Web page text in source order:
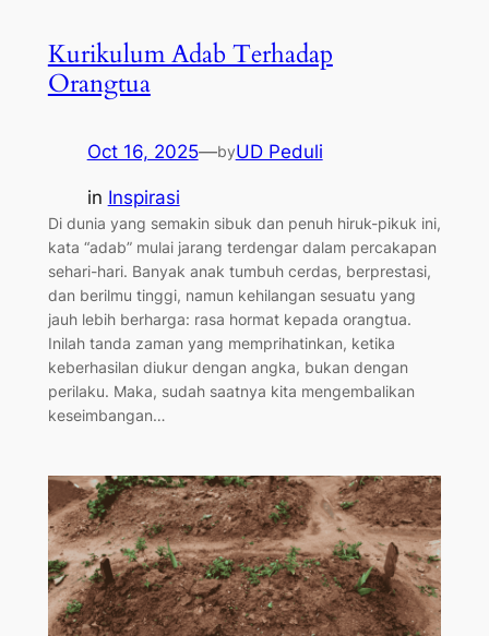
Kurikulum Adab Terhadap
Orangtua
Oct 16, 2025—byUD Peduli
in Inspirasi
Di dunia yang semakin sibuk dan penuh hiruk-pikuk ini,
kata “adab” mulai jarang terdengar dalam percakapan
sehari-hari. Banyak anak tumbuh cerdas, berprestasi,
dan berilmu tinggi, namun kehilangan sesuatu yang
jauh lebih berharga: rasa hormat kepada orangtua.
Inilah tanda zaman yang memprihatinkan, ketika
keberhasilan diukur dengan angka, bukan dengan
perilaku. Maka, sudah saatnya kita mengembalikan
keseimbangan…